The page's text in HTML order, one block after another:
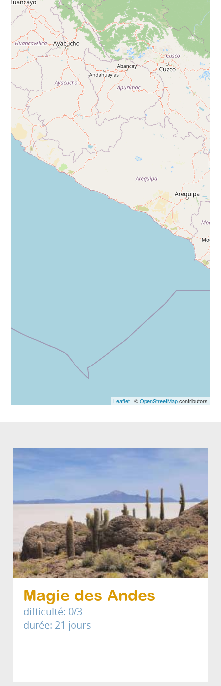
Leaflet| ©OpenStreetMapcontributors
Magie des Andes
difficulté: 0/3
durée: 21 jours